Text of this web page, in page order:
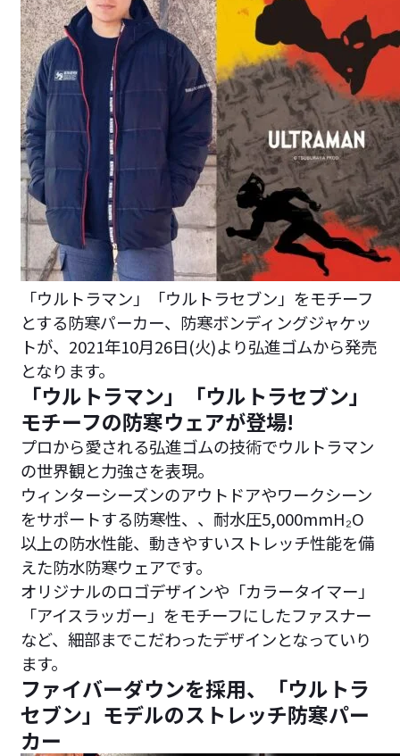
「ウルトラマン」「ウルトラセブン」をモチーフ
とする防寒パーカー、防寒ボンディングジャケッ
トが、2021年10月26日(火)より弘進ゴムから発売
となります。
「ウルトラマン」「ウルトラセブン」
モチーフの防寒ウェアが登場!
プロから愛される弘進ゴムの技術でウルトラマン
の世界観と力強さを表現。
ウィンターシーズンのアウトドアやワークシーン
をサポートする防寒性、、耐水圧5,000mmH₂O
以上の防水性能、動きやすいストレッチ性能を備
えた防水防寒ウェアです。
オリジナルのロゴデザインや「カラータイマー」
「アイスラッガー」をモチーフにしたファスナー
など、細部までこだわったデザインとなっていり
ます。
ファイバーダウンを採用、「ウルトラ
セブン」モデルのストレッチ防寒パー
カー